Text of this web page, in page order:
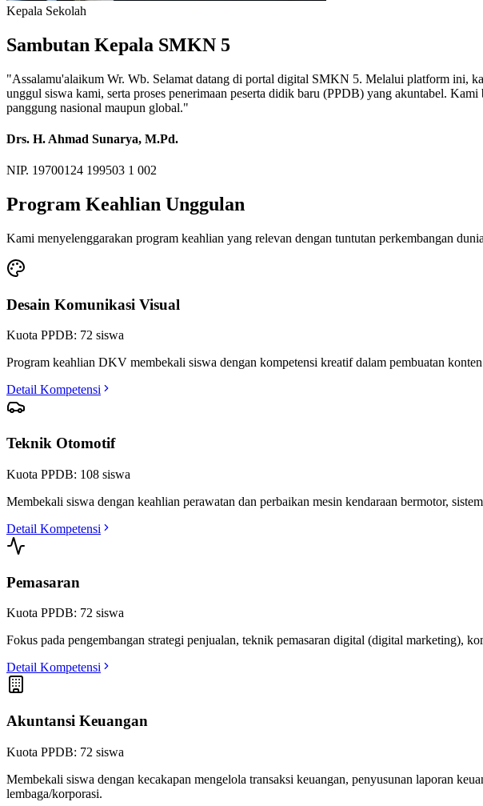
Kepala Sekolah
Sambutan Kepala SMKN 5
"Assalamu'alaikum Wr. Wb. Selamat datang di portal digital SMKN 5. Melalui platform ini,
unggul siswa kami, serta proses penerimaan peserta didik baru (PPDB) yang akuntabel.
panggung nasional maupun global."
Drs. H. Ahmad Sunarya, M.Pd.
NIP. 19700124 199503 1 002
Program Keahlian Unggulan
Kami menyelenggarakan program keahlian yang relevan dengan tuntutan perkembangan
Desain Komunikasi Visual
Kuota PPDB: 72 siswa
Program keahlian DKV membekali siswa dengan kompetensi kreatif dalam pembuatan
Detail Kompetensi
Teknik Otomotif
Kuota PPDB: 108 siswa
Membekali siswa dengan keahlian perawatan dan perbaikan mesin kendaraan bermotor,
Detail Kompetensi
Pemasaran
Kuota PPDB: 72 siswa
Fokus pada pengembangan strategi penjualan, teknik pemasaran digital (digital marketing),
Detail Kompetensi
Akuntansi Keuangan
Kuota PPDB: 72 siswa
Membekali siswa dengan kecakapan mengelola transaksi keuangan, penyusunan laporan
lembaga/korporasi.